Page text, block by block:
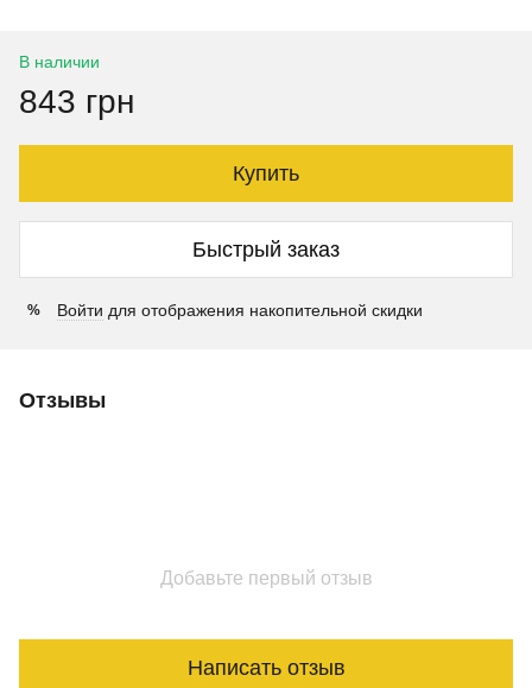
В наличии
843 грн
Купить
Быстрый заказ
% Войти для отображения накопительной скидки
Отзывы
Добавьте первый отзыв
Написать отзыв